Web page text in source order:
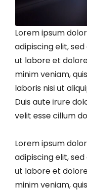
Lorem ipsum
adipiscing elit,
ut labore et
minim veniam,
laboris nisi ut
Duis aute irure
velit esse cillum
Lorem ipsum
adipiscing elit,
ut labore et
minim veniam,